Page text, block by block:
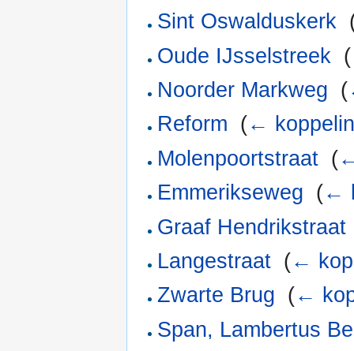
Sint Oswalduskerk
Oude IJsselstreek (
Noorder Markweg (
Reform (←
Molenpoortstraat (
Emmerikseweg (←
Graaf Hendrikstraat
Langestraat (←
Zwarte Brug (←
Span, Lambertus